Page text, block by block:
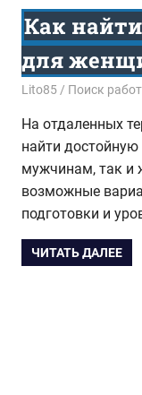
Как
для
01.02.2016
Lito85 Поиск
На отдаленных
найти
мужчинам, так и
возможные
подготовки и
ЧИТАТЬ ДАЛЕЕ